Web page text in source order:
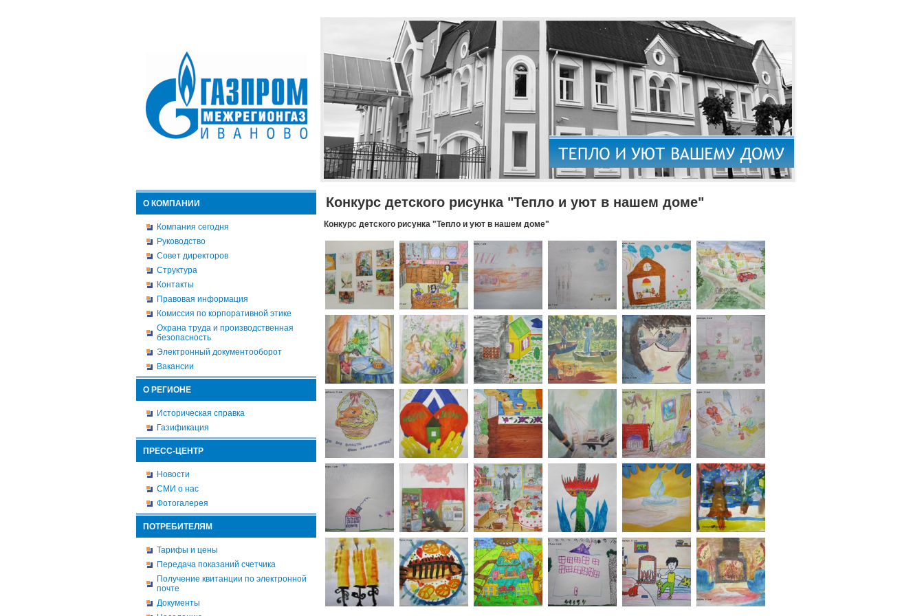
О КОМПАНИИ
Компания сегодня
Руководство
Совет директоров
Структура
Контакты
Правовая информация
Комиссия по корпоративной этике
Охрана труда и производственная
безопасность
Электронный документооборот
Вакансии
О РЕГИОНЕ
Историческая справка
Газификация
ПРЕСС-ЦЕНТР
Новости
СМИ о нас
Фотогалерея
ПОТРЕБИТЕЛЯМ
Тарифы и цены
Передача показаний счетчика
Получение квитанции по электронной
почте
Документы
Конкурс детского рисунка "Тепло и уют в нашем доме"
Конкурс детского рисунка "Тепло и уют в нашем доме"